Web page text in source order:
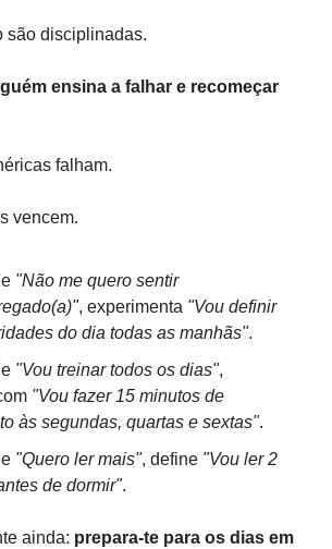
são disciplinadas.
ensina a falhar e recomeçar
falham.
vencem.
"Não me quero sentir
, experimenta "Vou definir
do dia todas as manhãs".
"Vou treinar todos os dias",
"Vou fazer 15 minutos de
às segundas, quartas e sextas".
"Quero ler mais", define "Vou ler 2
de dormir".
ainda: prepara-te para os dias em